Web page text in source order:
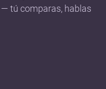
tú comparas, hablas